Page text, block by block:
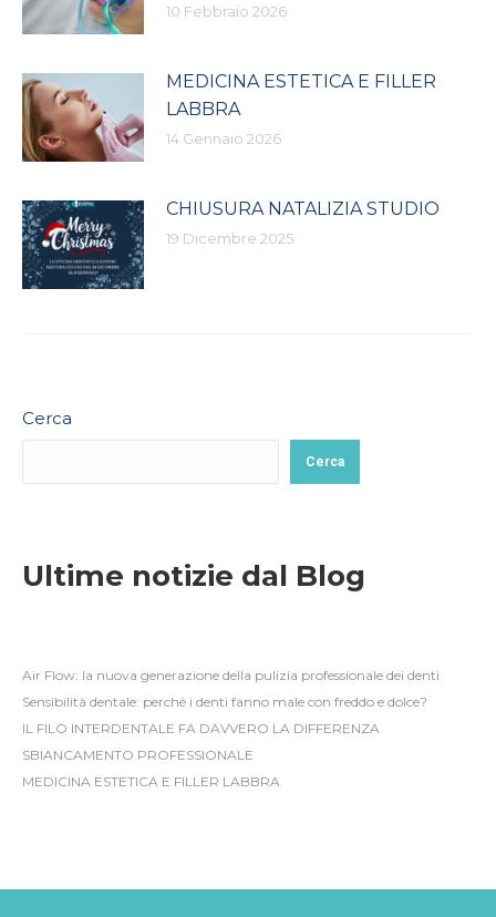
10 Febbraio 2026
MEDICINA ESTETICA E FILLER
LABBRA
14 Gennaio 2026
CHIUSURA NATALIZIA STUDIO
19 Dicembre 2025
Cerca
Cerca
Ultime notizie dal Blog
Air Flow: la nuova generazione della pulizia professionale dei denti
Sensibilità dentale: perché i denti fanno male con freddo e dolce?
IL FILO INTERDENTALE FA DAVVERO LA DIFFERENZA
SBIANCAMENTO PROFESSIONALE
MEDICINA ESTETICA E FILLER LABBRA